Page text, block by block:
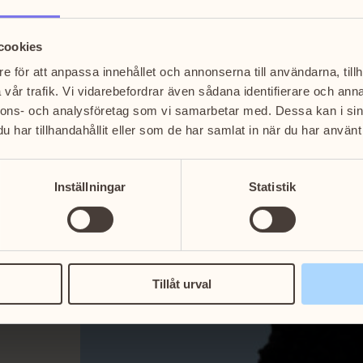
för att anpassa innehållet och annonserna till användarna,
trafik. Vi vidarebefordrar även sådana identifierare och
och analysföretag som vi samarbetar med. Dessa kan i
har tillhandahållit eller som de har samlat in när du har
Inställningar Statistik
Tillåt urval
Var
delta i
vägen till
vid den